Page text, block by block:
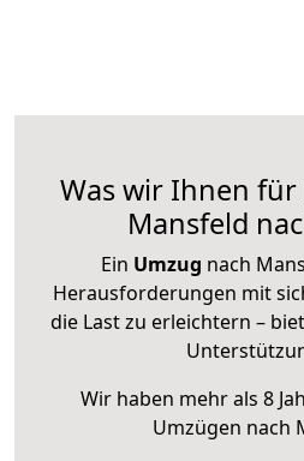
Was wir Ihnen
Mansfeld
Ein Umzug nach
Herausforderungen mit
die Last zu erleichtern –
Wir haben mehr als 8
Umzügen nach